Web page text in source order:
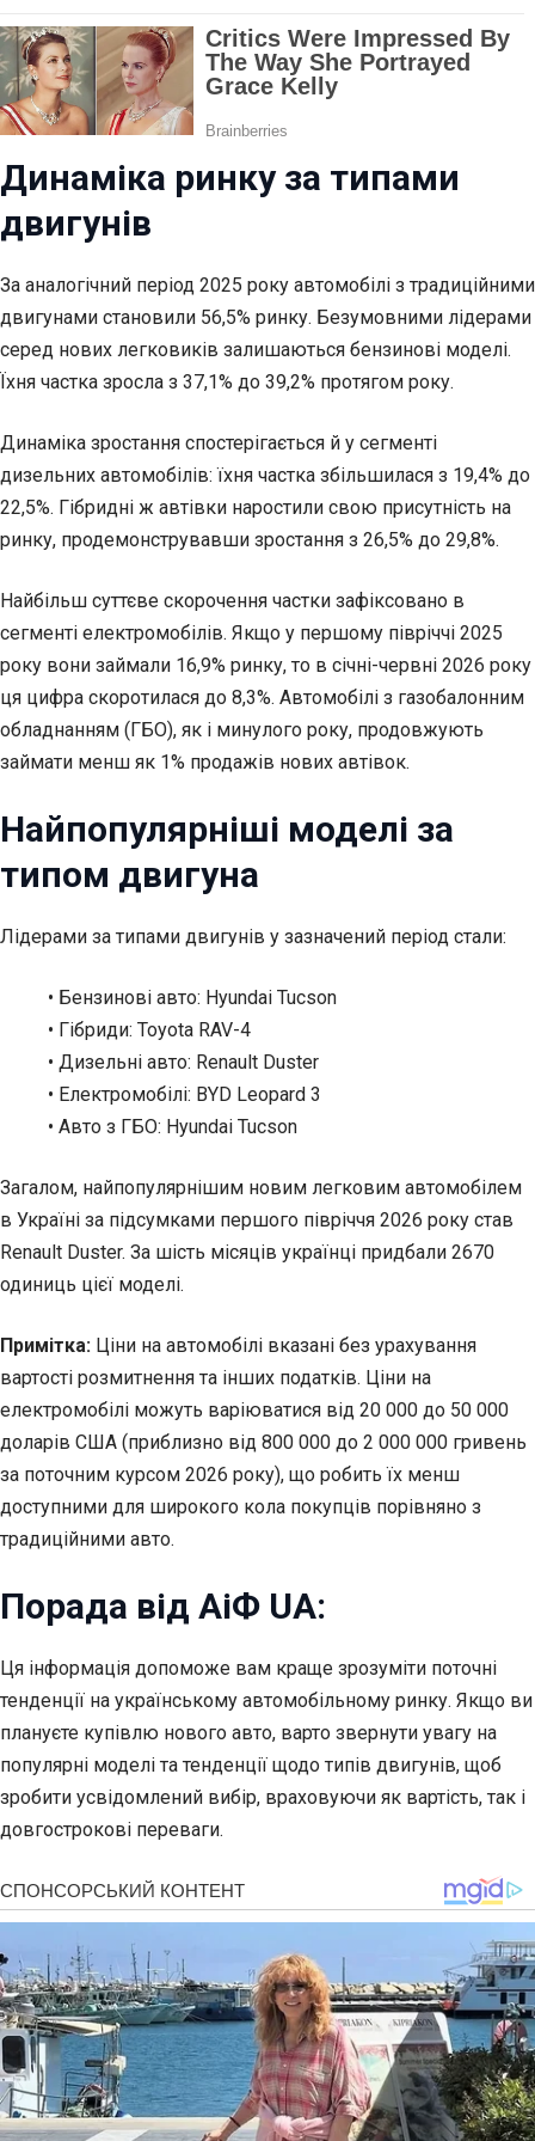
Динаміка ринку за типами
двигунів
За аналогічний період 2025 року автомобілі з традиційними
двигунами становили 56,5% ринку. Безумовними лідерами
серед нових легковиків залишаються бензинові моделі.
Їхня частка зросла з 37,1% до 39,2% протягом року.
Динаміка зростання спостерігається й у сегменті
дизельних автомобілів: їхня частка збільшилася з 19,4% до
22,5%. Гібридні ж автівки наростили свою присутність на
ринку, продемонструвавши зростання з 26,5% до 29,8%.
Найбільш суттєве скорочення частки зафіксовано в
сегменті електромобілів. Якщо у першому півріччі 2025
року вони займали 16,9% ринку, то в січні-червні 2026 року
ця цифра скоротилася до 8,3%. Автомобілі з газобалонним
обладнанням (ГБО), як і минулого року, продовжують
займати менш як 1% продажів нових автівок.
Найпопулярніші моделі за
типом двигуна
Лідерами за типами двигунів у зазначений період стали:
• Бензинові авто: Hyundai Tucson
• Гібриди: Toyota RAV-4
• Дизельні авто: Renault Duster
• Електромобілі: BYD Leopard 3
• Авто з ГБО: Hyundai Tucson
Загалом, найпопулярнішим новим легковим автомобілем
в Україні за підсумками першого півріччя 2026 року став
Renault Duster. За шість місяців українці придбали 2670
одиниць цієї моделі.
Примітка: Ціни на автомобілі вказані без урахування
вартості розмитнення та інших податків. Ціни на
електромобілі можуть варіюватися від 20 000 до 50 000
доларів США (приблизно від 800 000 до 2 000 000 гривень
за поточним курсом 2026 року), що робить їх менш
доступними для широкого кола покупців порівняно з
традиційними авто.
Порада від АіФ UA:
Ця інформація допоможе вам краще зрозуміти поточні
тенденції на українському автомобільному ринку. Якщо ви
плануєте купівлю нового авто, варто звернути увагу на
популярні моделі та тенденції щодо типів двигунів, щоб
зробити усвідомлений вибір, враховуючи як вартість, так і
довгострокові переваги.